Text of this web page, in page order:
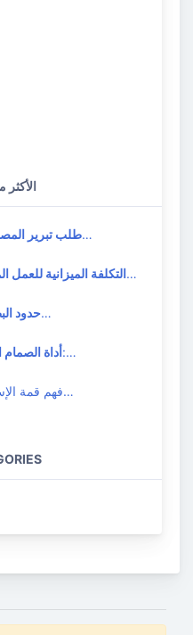
طلب تبريرطلب مبرر الإنفاق: د…
التكلفة الميزانية للعملفهم تكلفة العمل الم…
حدودفهم حدود البطارية ف…
أداةأداة الصمام السفلي:…
TOC: فهم قمة الإسمن…